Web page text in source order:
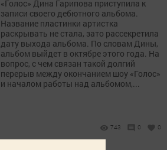
«Голос» Дина Гарипова приступила к
записи своего дебютного альбома.
Название пластинки артистка
раскрывать не стала, зато рассекретила
дату выхода альбома. По словам Дины,
альбом выйдет в октябре этого года. На
вопрос, с чем связан такой долгий
перерыв между окончанием шоу «Голос»
и началом работы над альбомом,...
743 0 0